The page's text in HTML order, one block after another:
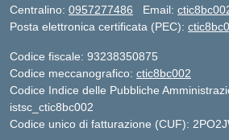
Centralino: 0957277486 Email:
Posta elettronica certificata (PEC):
Codice fiscale: 93238350875
Codice meccanografico: ctic8bc002
Codice Indice delle Pubbliche
istsc_ctic8bc002
Codice unico di fatturazione (CUF):